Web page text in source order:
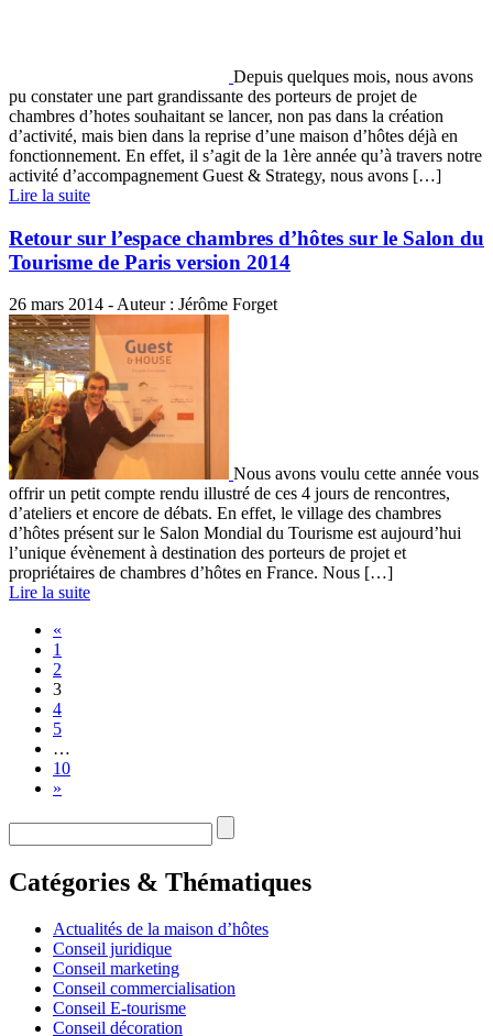
Depuis quelques mois, nous avons
pu constater une part grandissante des porteurs de projet de
chambres d’hotes souhaitant se lancer, non pas dans la création
d’activité, mais bien dans la reprise d’une maison d’hôtes déjà en
fonctionnement. En effet, il s’agit de la 1ère année qu’à travers notre
activité d’accompagnement Guest & Strategy, nous avons […]
Lire la suite
Retour sur l’espace chambres d’hôtes sur le Salon du
Tourisme de Paris version 2014
26 mars 2014 - Auteur : Jérôme Forget
Nous avons voulu cette année vous
offrir un petit compte rendu illustré de ces 4 jours de rencontres,
d’ateliers et encore de débats. En effet, le village des chambres
d’hôtes présent sur le Salon Mondial du Tourisme est aujourd’hui
l’unique évènement à destination des porteurs de projet et
propriétaires de chambres d’hôtes en France. Nous […]
Lire la suite
«
1
2
3
4
5
…
10
»
Catégories & Thématiques
Actualités de la maison d’hôtes
Conseil juridique
Conseil marketing
Conseil commercialisation
Conseil E-tourisme
Conseil décoration